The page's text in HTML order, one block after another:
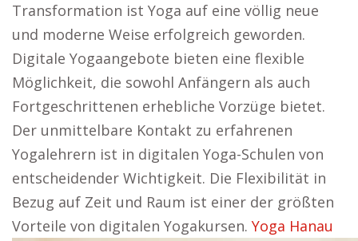
Transformation ist Yoga auf eine völlig neue
und moderne Weise erfolgreich geworden.
Digitale Yogaangebote bieten eine flexible
Möglichkeit, die sowohl Anfängern als auch
Fortgeschrittenen erhebliche Vorzüge bietet.
Der unmittelbare Kontakt zu erfahrenen
Yogalehrern ist in digitalen Yoga-Schulen von
entscheidender Wichtigkeit. Die Flexibilität in
Bezug auf Zeit und Raum ist einer der größten
Vorteile von digitalen Yogakursen. Yoga Hanau